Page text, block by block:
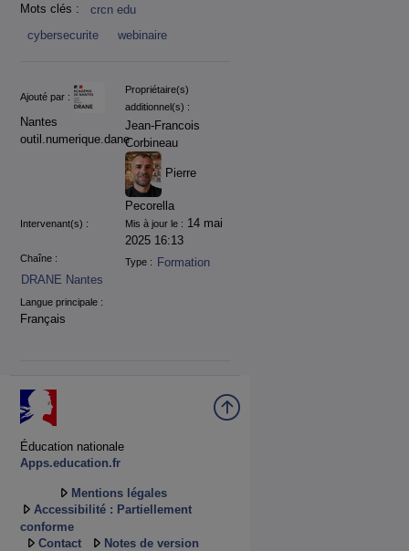
Mots clés :
crcn edu
cybersecurite
webinaire
Informations
Ajouté par :
Nantes
outil.numerique.dane
Propriétaire(s)
additionnel(s) :
Jean-Francois
Corbineau
Pierre
Pecorella
Intervenant(s) : Mis à jour le : 14 mai
2025 16:13
Chaîne :
DRANE Nantes
Type : Formation
Langue principale :
Français
Éducation nationale
Apps.education.fr
Mentions légales
Accessibilité : Partiellement
conforme
Contact
Notes de version